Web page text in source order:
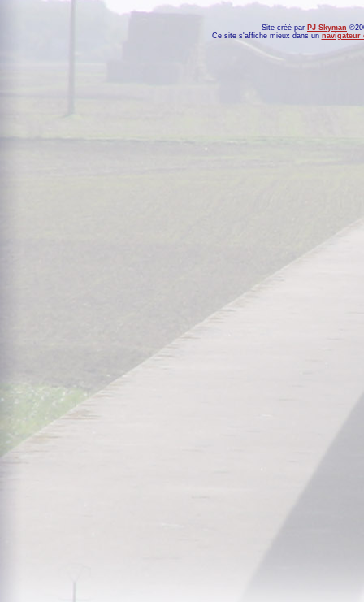
Site créé par PJ Skyman
Ce site s'affiche mieux dans un navigateur